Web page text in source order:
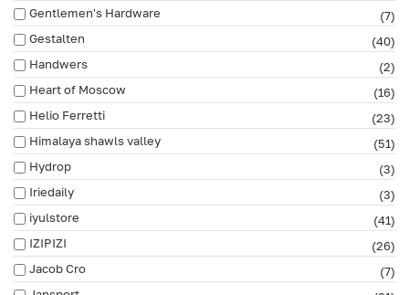
Gentlemen's Hardware
(7)
Gestalten
(40)
Handwers
(2)
Heart of Moscow
(16)
Helio Ferretti
(23)
Himalaya shawls valley
(51)
Hydrop
(3)
Iriedaily
(3)
iyulstore
(41)
IZIPIZI
(26)
Jacob Cro
(7)